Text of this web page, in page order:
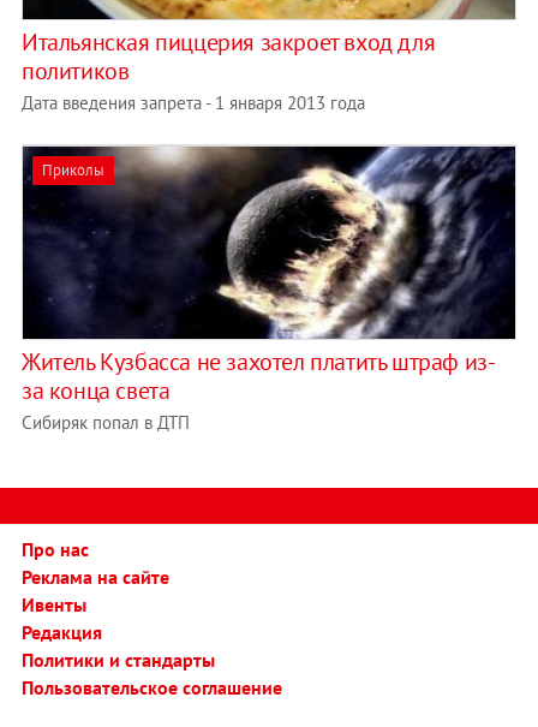
Итальянская пиццерия закроет вход для
политиков
Дата введения запрета - 1 января 2013 года
Приколы
Житель Кузбасса не захотел платить штраф из-
за конца света
Сибиряк попал в ДТП
Про нас
Реклама на сайте
Ивенты
Редакция
Политики и стандарты
Пользовательское соглашение